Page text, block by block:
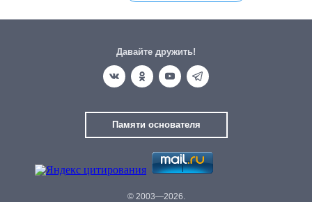
Давайте дружить!
Памяти основателя
© 2003—2026.